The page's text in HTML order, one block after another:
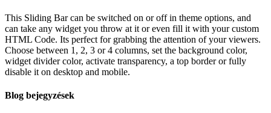
This Sliding Bar can be switched on or off in theme options, and
can take any widget you throw at it or even fill it with your custom
HTML Code. Its perfect for grabbing the attention of your viewers.
Choose between 1, 2, 3 or 4 columns, set the background color,
widget divider color, activate transparency, a top border or fully
disable it on desktop and mobile.
Blog bejegyzések